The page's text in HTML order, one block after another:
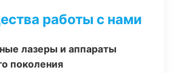
работы с нами
лазеры и аппараты
поколения